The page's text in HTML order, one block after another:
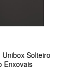
Solteiro
Enxovais